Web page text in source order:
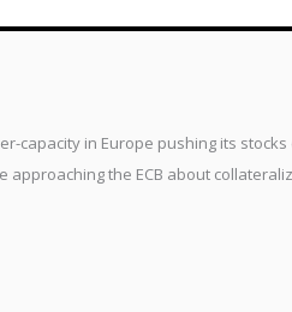
capacity in Europe pushing its stocks
approaching the ECB about